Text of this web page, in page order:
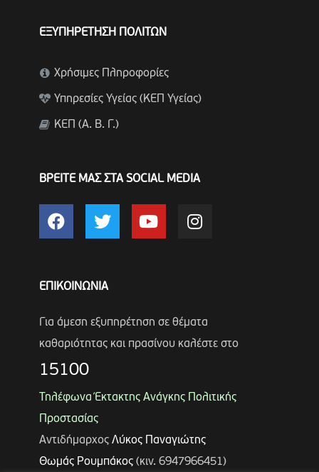
ΕΞΥΠΗΡΕΤΗΣΗ ΠΟΛΙΤΩΝ
Χρήσιμες Πληροφορίες
Υπηρεσίες Υγείας (ΚΕΠ Υγείας)
ΚΕΠ (Α. Β. Γ.)
ΒΡΕΙΤΕ ΜΑΣ ΣΤΑ SOCIAL MEDIA
ΕΠΙΚΟΙΝΩΝΙΑ
Για άμεση εξυπηρέτηση σε θέματα
καθαριότητας και πρασίνου καλέστε στο
15100
Τηλέφωνα Έκτακτης Ανάγκης Πολιτικής
Προστασίας
Αντιδήμαρχος Λύκος Παναγιώτης
Θωμάς Ρουμπάκος(κιν. 6947966451)